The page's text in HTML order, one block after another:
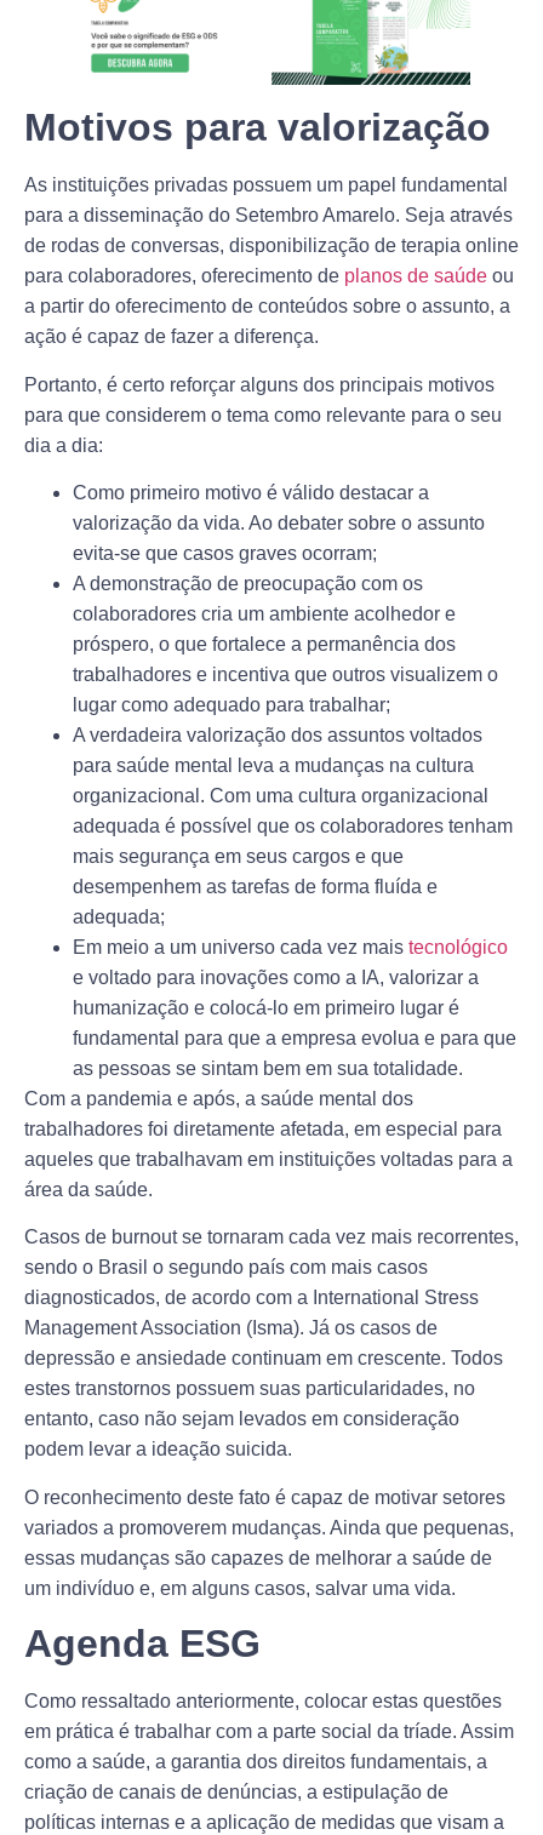
Motivos para valorização
As instituições privadas possuem um papel fundamental
para a disseminação do Setembro Amarelo. Seja através
de rodas de conversas, disponibilização de terapia online
para colaboradores, oferecimento de planos de saúde ou
a partir do oferecimento de conteúdos sobre o assunto, a
ação é capaz de fazer a diferença.
Portanto, é certo reforçar alguns dos principais motivos
para que considerem o tema como relevante para o seu
dia a dia:
Como primeiro motivo é válido destacar a
valorização da vida. Ao debater sobre o assunto
evita-se que casos graves ocorram;
A demonstração de preocupação com os
colaboradores cria um ambiente acolhedor e
próspero, o que fortalece a permanência dos
trabalhadores e incentiva que outros visualizem o
lugar como adequado para trabalhar;
A verdadeira valorização dos assuntos voltados
para saúde mental leva a mudanças na cultura
organizacional. Com uma cultura organizacional
adequada é possível que os colaboradores tenham
mais segurança em seus cargos e que
desempenhem as tarefas de forma fluída e
adequada;
Em meio a um universo cada vez mais tecnológico
e voltado para inovações como a IA, valorizar a
humanização e colocá-lo em primeiro lugar é
fundamental para que a empresa evolua e para que
as pessoas se sintam bem em sua totalidade.
Com a pandemia e após, a saúde mental dos
trabalhadores foi diretamente afetada, em especial para
aqueles que trabalhavam em instituições voltadas para a
área da saúde.
Casos de burnout se tornaram cada vez mais recorrentes,
sendo o Brasil o segundo país com mais casos
diagnosticados, de acordo com a International Stress
Management Association (Isma). Já os casos de
depressão e ansiedade continuam em crescente. Todos
estes transtornos possuem suas particularidades, no
entanto, caso não sejam levados em consideração
podem levar a ideação suicida.
O reconhecimento deste fato é capaz de motivar setores
variados a promoverem mudanças. Ainda que pequenas,
essas mudanças são capazes de melhorar a saúde de
um indivíduo e, em alguns casos, salvar uma vida.
Agenda ESG
Como ressaltado anteriormente, colocar estas questões
em prática é trabalhar com a parte social da tríade. Assim
como a saúde, a garantia dos direitos fundamentais, a
criação de canais de denúncias, a estipulação de
políticas internas e a aplicação de medidas que visam a